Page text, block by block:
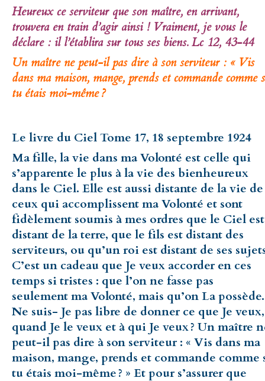
Heureux ce serviteur que son maître, en arrivant,
trouvera en train d’agir ainsi ! Vraiment, je vous le
déclare : il l’établira sur tous ses biens. Lc 12, 43-44
Un maître ne peut-il pas dire à son serviteur : « Vis
dans ma maison, mange, prends et commande comme
tu étais moi-même ?
Le livre du Ciel Tome 17, 18 septembre 1924
Ma fille, la vie dans ma Volonté est celle qui
s’apparente le plus à la vie des bienheureux
dans le Ciel. Elle est aussi distante de la vie de
ceux qui accomplissent ma Volonté et sont
fidèlement soumis à mes ordres que le Ciel est
distant de la terre, que le fils est distant des
serviteurs, ou qu’un roi est distant de ses
C’est un cadeau que Je veux accorder en ces
temps si tristes : que l’on ne fasse pas
seulement ma Volonté, mais qu’on La possède.
Ne suis- Je pas libre de donner ce que Je veux,
quand Je le veux et à qui Je veux ? Un maître
peut-il pas dire à son serviteur : « Vis dans ma
maison, mange, prends et commande comme
tu étais moi-même ? » Et pour s’assurer que